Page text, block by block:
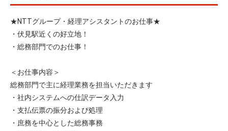
★NTTグループ・経理アシスタントのお仕事★
・伏見駅近くの好立地！
・総務部門でのお仕事！
＜お仕事内容＞
総務部門で主に経理業務を担当いただきます
・社内システムへの仕訳データ入力
・支払伝票の振分および処理
・庶務を中心とした総務事務